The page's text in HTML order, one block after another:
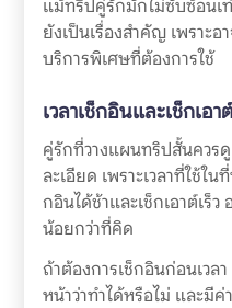
แม้ทริปคู่รักมักไม่ซับซ้อน
ยังเป็นเรื่องสำคัญ เพราะ
บริการพิเศษที่ต้องการใช้
เวลาเช็กอินและเช็กเอา
คู่รักที่วางแผนทริปสั้นควรดู
ละเอียด เพราะเวลาที่ใช้ใ
กอินได้ช้าและเช็กเอาต์เร็ว
น้อยกว่าที่คิด
ถ้าต้องการเช็กอินก่อนเวล
หน้าว่าทำได้หรือไม่ และมีค่